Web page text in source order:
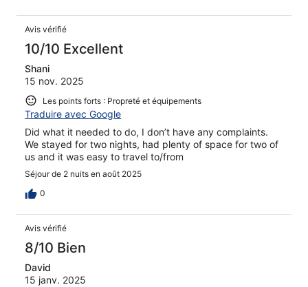
Avis vérifié
10/10 Excellent
Shani
15 nov. 2025
Les points forts : Propreté et équipements
Traduire avec Google
Did what it needed to do, I don’t have any complaints.
We stayed for two nights, had plenty of space for two of
us and it was easy to travel to/from
Séjour de 2 nuits en août 2025
0
Avis vérifié
8/10 Bien
David
15 janv. 2025